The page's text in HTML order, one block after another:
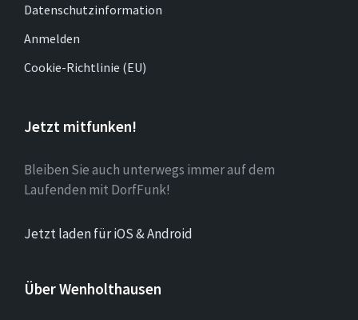
Datenschutzinformation
Anmelden
Cookie-Richtlinie (EU)
Jetzt mitfunken!
Bleiben Sie auch unterwegs immer auf dem
Laufenden mit DorfFunk!
Jetzt laden für iOS & Android
Über Wenholthausen